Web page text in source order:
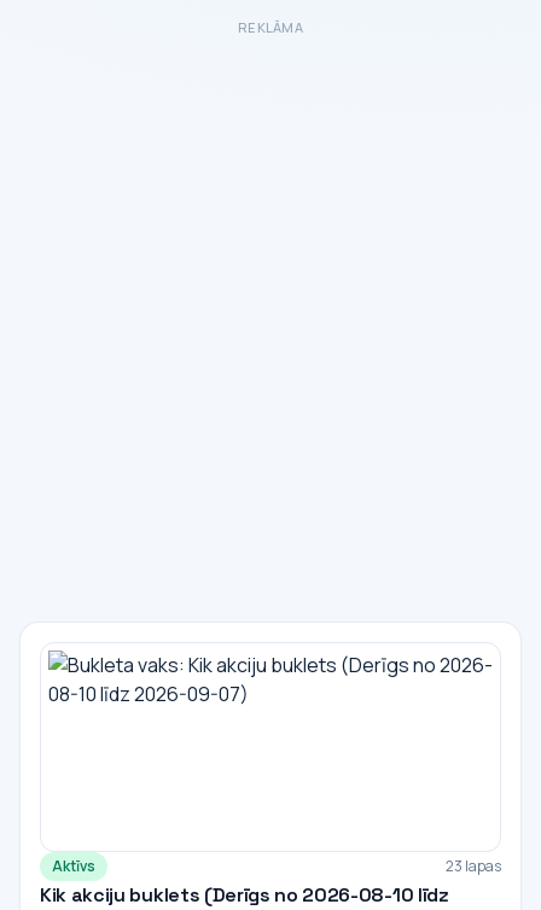
REKLĀMA
Aktīvs 23 lapas
Kik akciju buklets (Derīgs no 2026-08-10 līdz